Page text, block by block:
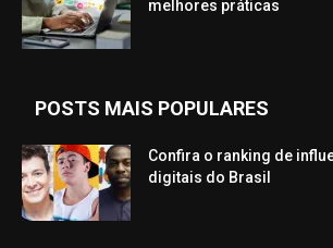
melhores práticas
POSTS MAIS POPULARES
Confira o ranking de
digitais do Brasil